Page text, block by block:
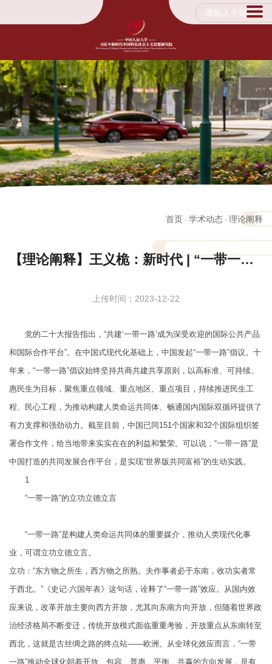
首页 - 学术动态 - 理论阐释
【理论阐释】王义桅：新时代 | “一带一路”倡议：十年征程再出发
上传时间：2023-12-22
党的二十大报告指出，“共建‘一带一路’成为深受欢迎的国际公共产品
和国际合作平台”。在中国式现代化基础上，中国发起“一带一路”倡议。十
年来，“一带一路”倡议始终坚持共商共建共享原则，以高标准、可持续、
惠民生为目标，聚焦重点领域、重点地区、重点项目，持续推进民生工
程、民心工程，为推动构建人类命运共同体、畅通国内国际双循环提供了
有力支撑和强劲动力。截至目前，中国已同151个国家和32个国际组织签
署合作文件，给当地带来实实在在的利益和繁荣。可以说，“一带一路”是
中国打造的共同发展合作平台，是实现“世界版共同富裕”的生动实践。
1
“一带一路”的立功立德立言
“一带一路”是构建人类命运共同体的重要媒介，推动人类现代化事
业，可谓立功立德立言。
立功：“东方物之所生，西方物之所熟。夫作事者必于东南，收功实者常
于西北。”《史记·六国年表》这句话，诠释了“一带一路”效应。从国内效
应来说，改革开放主要向西方开放，尤其向东南方向开放，但随着世界政
治经济格局不断变迁，传统开放模式面临重重考验，开放重点从东南转至
西北，这就是古丝绸之路的终点站——欧洲。从全球化效应而言，“一带
一路”推动全球化朝着开放、包容、普惠、平衡、共赢的方向发展，是有